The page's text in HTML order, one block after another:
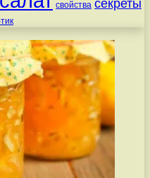
свойства секреты